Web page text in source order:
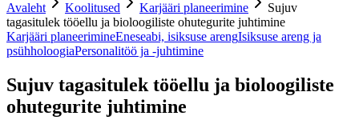
Avaleht
Koolitused Karjääri planeerimine
Sujuv
tagasitulek tööellu ja bioloogiliste ohutegurite juhtimine
Karjääri planeerimineEneseabi, isiksuse arengIsiksuse areng ja
psühholoogiaPersonalitöö ja -juhtimine
Sujuv tagasitulek tööellu ja bioloogiliste
ohutegurite juhtimine